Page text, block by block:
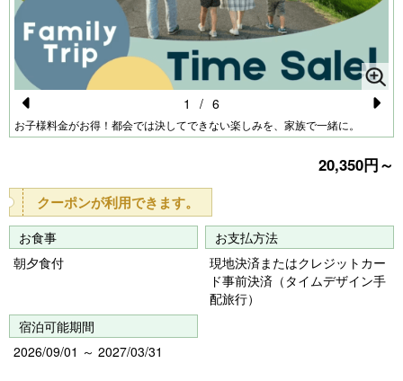
Pr
u
s
お子様料金がお得！都会では決してできない楽しみを、家族で一緒に。
e
xt
1 / 6
20,350円～
クーポンが利用できます。
お食事
朝夕食付
お支払方法
現地決済またはクレジットカー
ド事前決済（タイムデザイン手
配旅行）
宿泊可能期間
2026/09/01 ～ 2027/03/31